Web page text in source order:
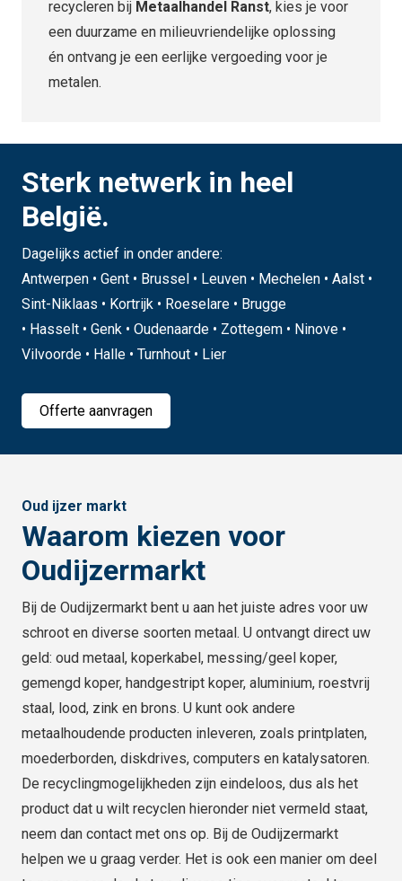
recycleren bij Metaalhandel Ranst, kies je voor
een duurzame en milieuvriendelijke oplossing
én ontvang je een eerlijke vergoeding voor je
metalen.
Sterk netwerk in heel
België.
Dagelijks actief in onder andere:
Antwerpen • Gent • Brussel • Leuven • Mechelen • Aalst •
Sint-Niklaas • Kortrijk • Roeselare • Brugge
• Hasselt • Genk • Oudenaarde • Zottegem • Ninove •
Vilvoorde • Halle • Turnhout • Lier
Offerte aanvragen
Oud ijzer markt
Waarom kiezen voor
Oudijzermarkt
Bij de Oudijzermarkt bent u aan het juiste adres voor uw
schroot en diverse soorten metaal. U ontvangt direct uw
geld: oud metaal, koperkabel, messing/geel koper,
gemengd koper, handgestript koper, aluminium, roestvrij
staal, lood, zink en brons. U kunt ook andere
metaalhoudende producten inleveren, zoals printplaten,
moederborden, diskdrives, computers en katalysatoren.
De recyclingmogelijkheden zijn eindeloos, dus als het
product dat u wilt recyclen hieronder niet vermeld staat,
neem dan contact met ons op. Bij de Oudijzermarkt
helpen we u graag verder. Het is ook een manier om deel